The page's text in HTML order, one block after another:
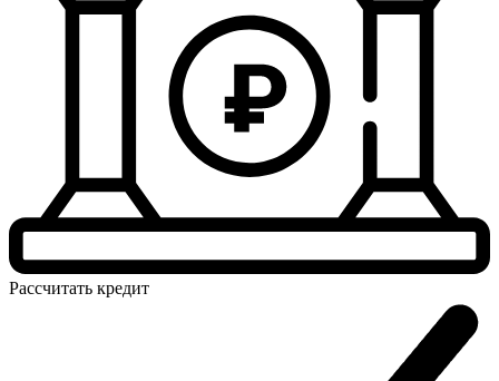
Рассчитать кредит